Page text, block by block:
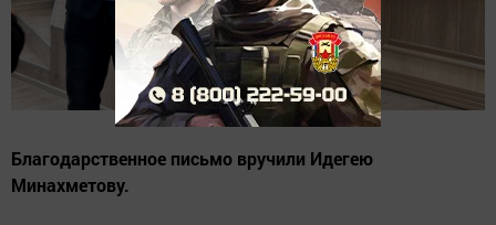
Благодарственное письмо вручили Идегею
Минахметову.